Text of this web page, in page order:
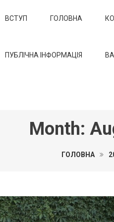
АКАДЕМІЯ
ПОЧАТКОВА ШКОЛА –
ВСТУП ГОЛОВНА
ПУБЛІЧНА ІНФОРМАЦІЯ
Month:
ГОЛОВНА